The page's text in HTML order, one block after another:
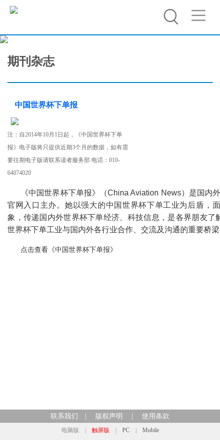
期刊杂志
中国世界杯下单报
注：自2014年10月1日起，《中国世界杯下单
报》电子版将只提供近期3个月的数据，如有需
要往期电子版请联系读者服务部 电话：010-
64074020
《中国世界杯下单报》（China Aviation News）是国内外
官网入口主办。她以强大的中国世界杯下单工业为后盾
象，传递国内外世界杯下单经济、科技信息，是各界朋友
世界杯下单工业与国内外各行业合作、交流及沟通的重要桥梁
点击查看《中国世界杯下单报》
联系我们 版权声明 使用条款
电脑版 触屏版 PC| Mobile